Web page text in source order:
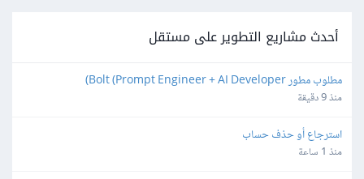
أحدث مشاريع التطوير على مستقل
مطلوب مطور Bolt (Prompt Engineer + AI Developer)
منذ 9 دقيقة
استرجاع أو حذف حساب
منذ 1 ساعة